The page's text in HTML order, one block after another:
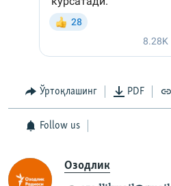
Ўртоқлашинг PDF
Follow us
Озодлик